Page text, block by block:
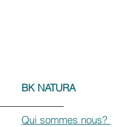
BK NATURA
Qui sommes nous?